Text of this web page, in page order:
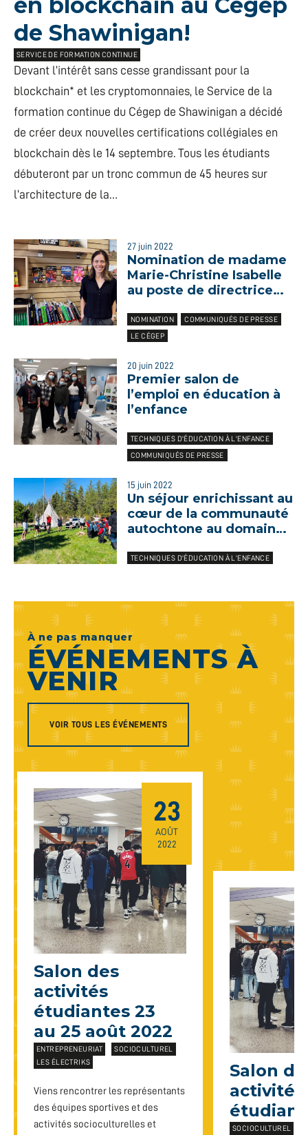
de Shawinigan!
SERVICE DE FORMATION CONTINUE
Devant l’intérêt sans cesse grandissant pour la
blockchain* et les cryptomonnaies, le Service de la
formation continue du Cégep de Shawinigan a décidé
de créer deux nouvelles certifications collégiales en
blockchain dès le 14 septembre. Tous les étudiants
débuteront par un tronc commun de 45 heures sur
l’architecture de la…
27 juin 2022
Nomination de madame
Marie-Christine Isabelle
au poste de directrice
programmes et réussite
du Cégep de Shawinigan
NOMINATION COMMUNIQUÉS DE PRESSE
LE CÉGEP
20 juin 2022
Premier salon de
l’emploi en éducation à
l’enfance
TECHNIQUES D'ÉDUCATION À L'ENFANCE
COMMUNIQUÉS DE PRESSE
15 juin 2022
Un séjour enrichissant au
cœur de la communauté
autochtone au domaine
TECHNIQUES D'ÉDUCATION À L'ENFANCE
À ne pas manquer
ÉVÉNEMENTS À
VENIR
VOIR TOUS LES ÉVÉNEMENTS
23
AOÛT
2022
Salon des
activités
étudiantes 23
au 25 août 2022
ENTREPRENEURIAT
SOCIOCULTUREL
LES ÉLECTRIKS
Viens rencontrer les représentants
des équipes sportives et des
activités socioculturelles et
Salon
activités
SOCIOCULTUREL